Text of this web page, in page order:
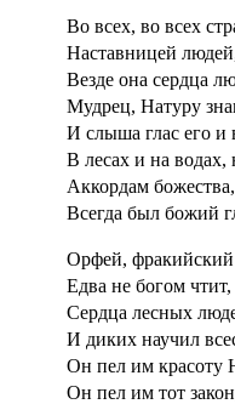
Во всех, во всех
Наставницей
Везде она сердца
Мудрец, Натуру
И слыша глас его и
В лесах и на водах,
Аккордам божества,
Всегда был божий
Орфей, фракийский
Едва не богом
Сердца лесных
И диких научил
Он пел им красоту
Он пел им тот